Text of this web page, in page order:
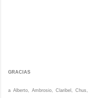
GRACIAS
a Alberto, Ambrosio, Claribel,